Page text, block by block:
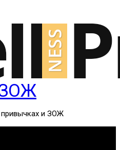
привычках и ЗОЖ